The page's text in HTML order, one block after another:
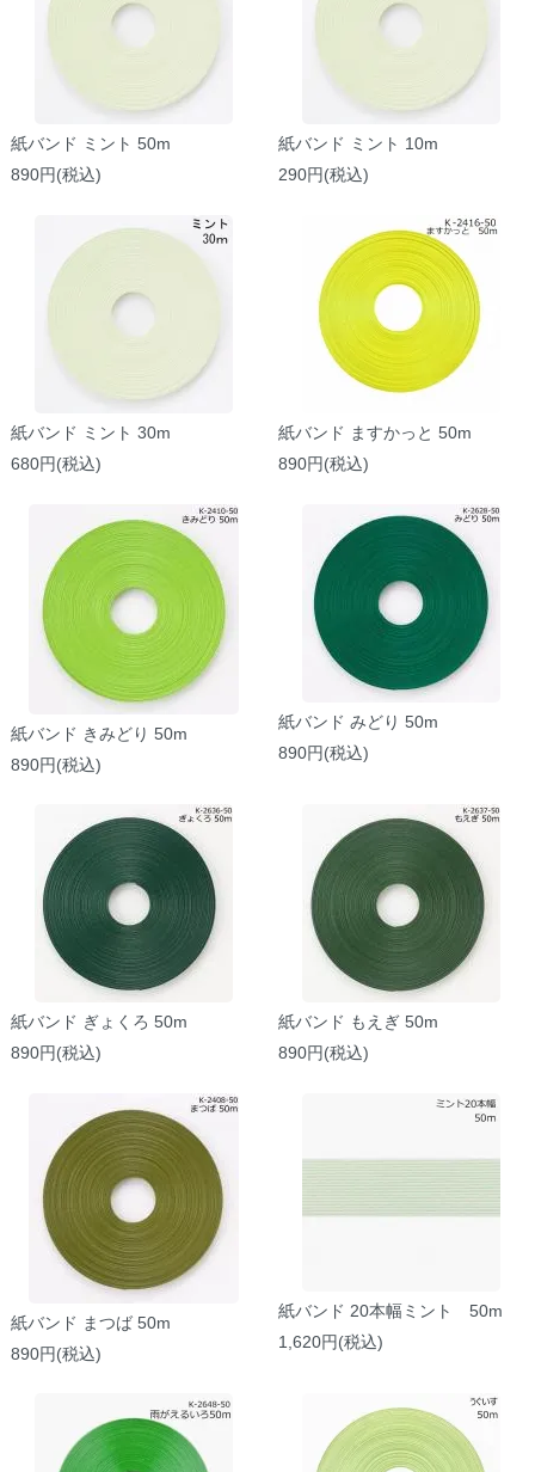
紙バンド ミント 50m
890円(税込)
紙バンド ミント 10m
290円(税込)
紙バンド ミント 30m
680円(税込)
紙バンド ますかっと 50m
890円(税込)
紙バンド きみどり 50m
890円(税込)
紙バンド みどり 50m
890円(税込)
紙バンド ぎょくろ 50m
890円(税込)
紙バンド もえぎ 50m
890円(税込)
紙バンド まつば 50m
890円(税込)
紙バンド 20本幅ミント 50m
1,620円(税込)